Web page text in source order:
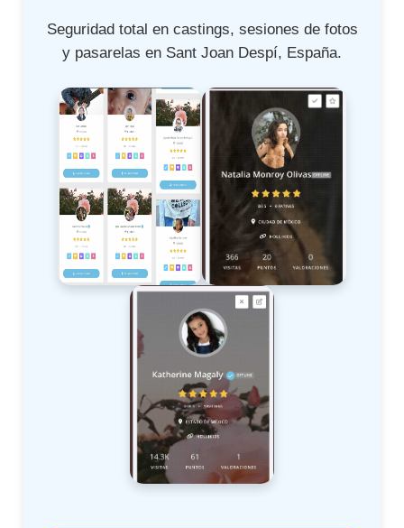
Seguridad total en castings, sesiones de fotos
y pasarelas en Sant Joan Despí, España.